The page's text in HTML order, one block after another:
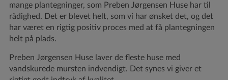
mange plantegninger, som Preben Jørgensen Huse har til
rådighed. Det er blevet helt, som vi har ønsket det, og det
har været en rigtig positiv proces med at få plantegningen
helt på plads.
Preben Jørgensen Huse laver de fleste huse med
vandskurede mursten indvendigt. Det synes vi giver et